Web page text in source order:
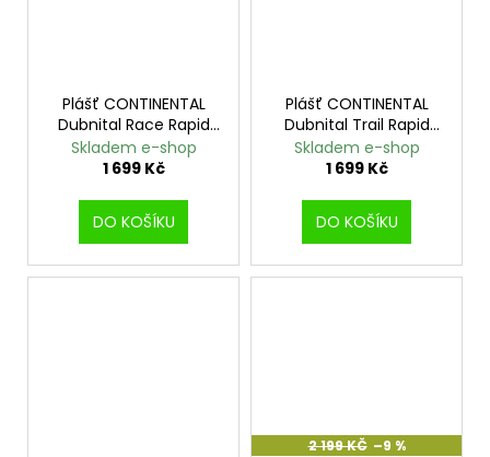
Plášť CONTINENTAL
Dubnital Race Rapid
kevlar 29x2.4
Skladem e-shop
1 699 Kč
DO KOŠÍKU
Plášť CONTINENTAL
Dubnital Trail Rapid
kevlar transparent -
29x2.4
Skladem e-shop
1 699 Kč
DO KOŠÍKU
2 199 KČ –9 %